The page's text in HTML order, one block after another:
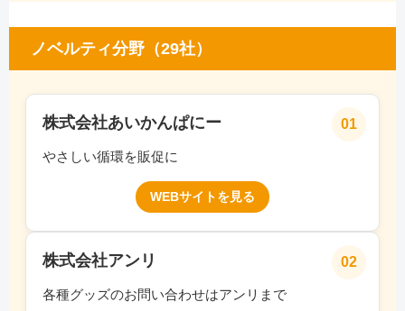
ノベルティ分野（29社）
01
株式会社あいかんぱにー
やさしい循環を販促に
WEBサイトを見る
02
株式会社アンリ
各種グッズのお問い合わせはアンリまで